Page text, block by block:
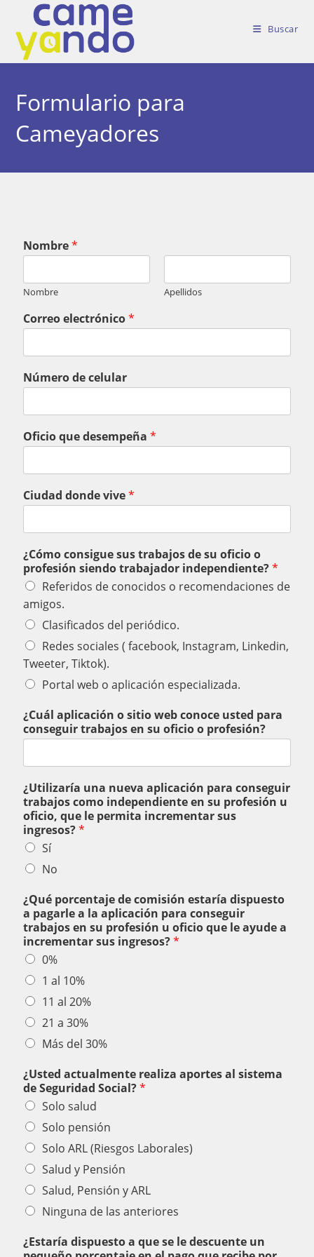
Buscar
Formulario para
Cameyadores
Nombre*
Nombre Apellidos
Correo electrónico*
Número de celular
Oficio que desempeña*
Ciudad donde vive*
¿Cómo consigue sus trabajos de su oficio o
profesión siendo trabajador independiente?*
Referidos de conocidos o recomendaciones de
amigos.
Clasificados del periódico.
Redes sociales ( facebook, Instagram, Linkedin,
Tweeter, Tiktok).
Portal web o aplicación especializada.
¿Cuál aplicación o sitio web conoce usted para
conseguir trabajos en su oficio o profesión?
¿Utilizaría una nueva aplicación para conseguir
trabajos como independiente en su profesión u
oficio, que le permita incrementar sus
ingresos?*
Sí
No
¿Qué porcentaje de comisión estaría dispuesto
a pagarle a la aplicación para conseguir
trabajos en su profesión u oficio que le ayude a
incrementar sus ingresos?*
0%
1 al 10%
11 al 20%
21 a 30%
Más del 30%
¿Usted actualmente realiza aportes al sistema
de Seguridad Social?*
Solo salud
Solo pensión
Solo ARL (Riesgos Laborales)
Salud y Pensión
Salud, Pensión y ARL
Ninguna de las anteriores
¿Estaría dispuesto a que se le descuente un